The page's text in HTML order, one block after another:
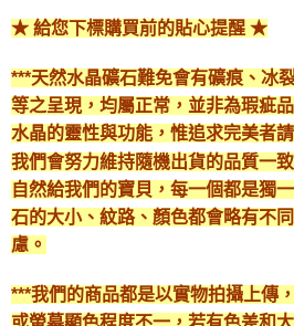
★ 給您下標購買前的貼心提醒 ★
***天然水晶礦石難免會有礦痕、冰
等之呈現，均屬正常，並非為瑕疵
水晶的靈性與功能，惟追求完美者
我們會努力維持隨機出貨的品質一
自然給我們的寶貝，每一個都是獨
石的大小、紋路、顏色都會略有不
慮。
***我們的商品都是以實物拍攝上傳